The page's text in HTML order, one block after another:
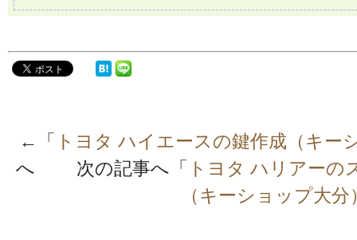
←「 トヨタ ハイエースの鍵作成（キー
へ 次の記事へ「 トヨタ ハリアーの
（キーショップ大分